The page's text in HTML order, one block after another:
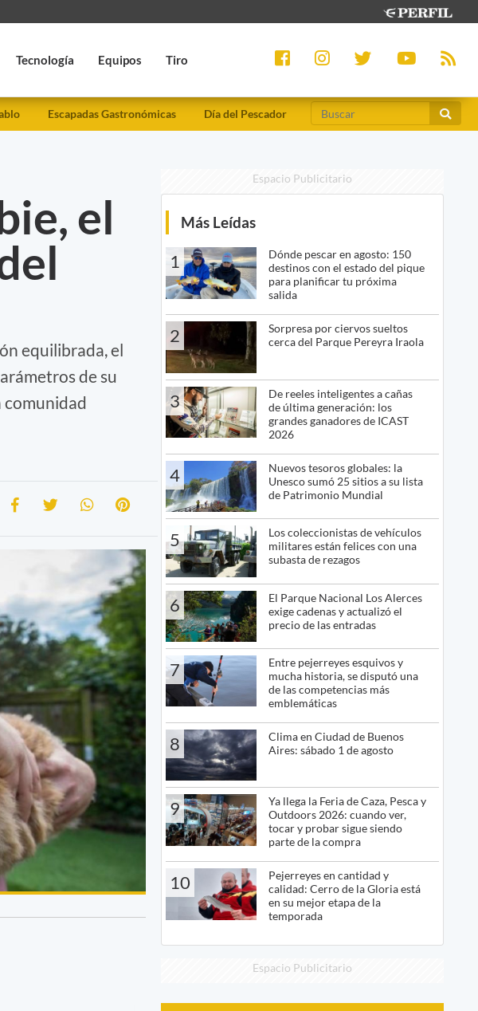
Tecnología Equipos Tiro
Escapadas Gastronómicas Día del Pescador
el
equilibrada, el
de su
comunidad
Espacio Publicitario
Más Leídas
1
Dónde pescar en agosto: 150
destinos con el estado del pique
para planificar tu próxima
salida
2
Sorpresa por ciervos sueltos
cerca del Parque Pereyra Iraola
3
De reeles inteligentes a cañas
de última generación: los
grandes ganadores de ICAST
2026
4
Nuevos tesoros globales: la
Unesco sumó 25 sitios a su lista
de Patrimonio Mundial
5
Los coleccionistas de vehículos
militares están felices con una
subasta de rezagos
6
El Parque Nacional Los Alerces
exige cadenas y actualizó el
precio de las entradas
7
Entre pejerreyes esquivos y
mucha historia, se disputó una
de las competencias más
emblemáticas
8
Clima en Ciudad de Buenos
Aires: sábado 1 de agosto
9
Ya llega la Feria de Caza, Pesca y
Outdoors 2026: cuando ver,
tocar y probar sigue siendo
parte de la compra
10
Pejerreyes en cantidad y
calidad: Cerro de la Gloria está
en su mejor etapa de la
temporada
Espacio Publicitario